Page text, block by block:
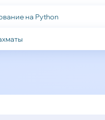
на Python